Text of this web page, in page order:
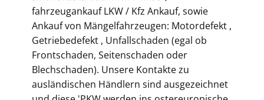
fahrzeugankauf LKW / Kfz Ankauf, sowie
Ankauf von Mängelfahrzeugen: Motordefekt ,
Getriebedefekt , Unfallschaden (egal ob
Frontschaden, Seitenschaden oder
Blechschaden). Unsere Kontakte zu
ausländischen Händlern sind ausgezeichnet